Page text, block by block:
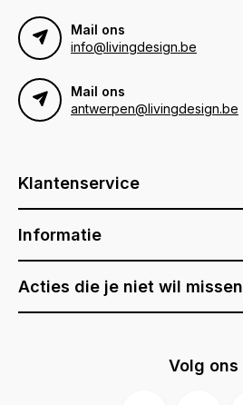
Mail ons
info@livingdesign.be
Mail ons
antwerpen@livingdesign.be
Klantenservice
Informatie
Acties die je niet wil missen
Volg ons